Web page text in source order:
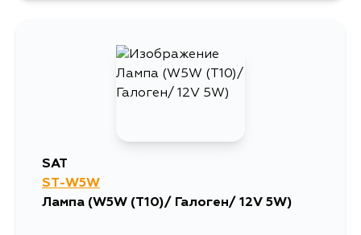
SAT
ST-W5W
Лампа (W5W (T10)/ Галоген/ 12V 5W)